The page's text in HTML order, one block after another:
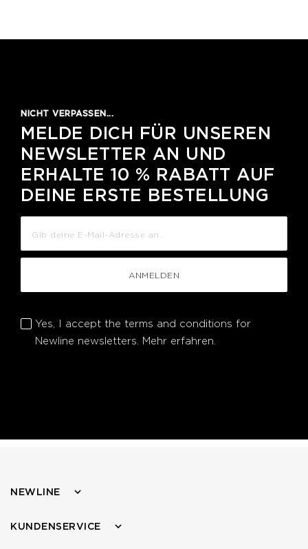
NICHT VERPASSEN...
MELDE DICH FÜR UNSEREN
NEWSLETTER AN UND
ERHALTE 10 % RABATT AUF
DEINE ERSTE BESTELLUNG
ANMELDEN
Yes, I accept the terms and conditions for
Newline newsletters. Mehr erfahren.
NEWLINE
KUNDENSERVICE